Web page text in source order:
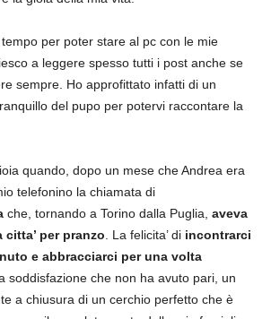
per poter stare al pc con le mie
a leggere spesso tutti i post anche se
sempre. Ho approfittato infatti di un
del pupo per potervi raccontare la
quando, dopo un mese che Andrea era
telefonino la chiamata di
che, tornando a Torino dalla Puglia, aveva
per pranzo. La felicita’ di incontrarci
e abbracciarci per una volta
soddisfazione che non ha avuto pari, un
a chiusura di un cerchio perfetto che è